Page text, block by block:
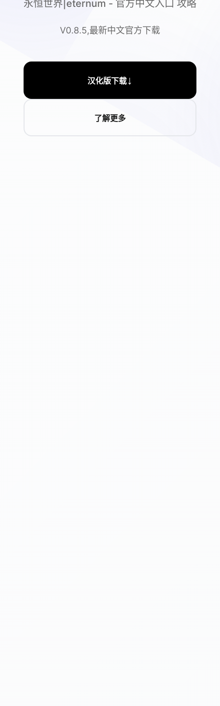
永恒世界|eternum - 官方中文入口 攻略
V0.8.5,最新中文官方下载
汉化版下载↓
了解更多